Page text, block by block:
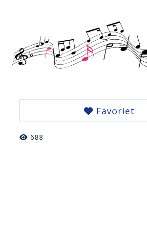
Favoriet
688